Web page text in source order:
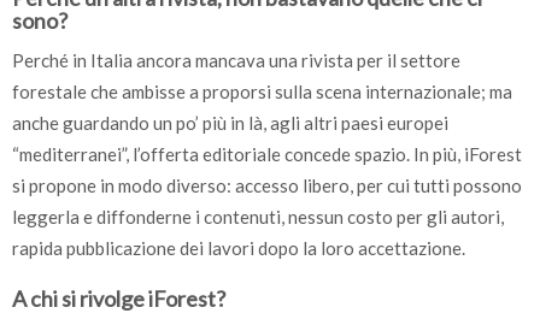
sono?
Perché in Italia ancora mancava una rivista per il settore
forestale che ambisse a proporsi sulla scena internazionale; ma
anche guardando un po’ più in là, agli altri paesi europei
“mediterranei”, l’offerta editoriale concede spazio. In più, iForest
si propone in modo diverso: accesso libero, per cui tutti possono
leggerla e diffonderne i contenuti, nessun costo per gli autori,
rapida pubblicazione dei lavori dopo la loro accettazione.
A chi si rivolge iForest?